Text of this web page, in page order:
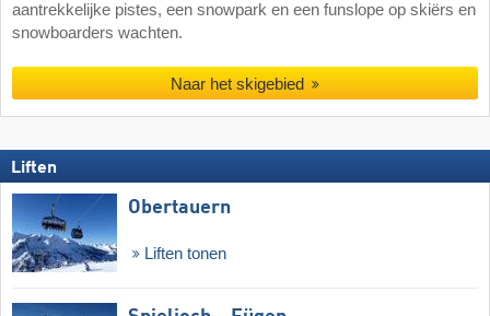
aantrekkelijke pistes, een snowpark en een funslope op skiërs en
snowboarders wachten.
Naar het skigebied
Liften
Obertauern
Liften tonen